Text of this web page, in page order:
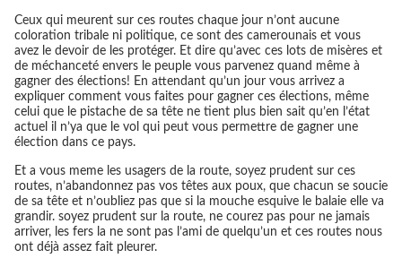
Ceux qui meurent sur ces routes chaque jour n’ont aucune
coloration tribale ni politique, ce sont des camerounais et vous
avez le devoir de les protéger. Et dire qu’avec ces lots de misères et
de méchanceté envers le peuple vous parvenez quand même à
gagner des élections! En attendant qu’un jour vous arrivez a
expliquer comment vous faites pour gagner ces élections, même
celui que le pistache de sa tête ne tient plus bien sait qu’en l’état
actuel il n’ya que le vol qui peut vous permettre de gagner une
élection dans ce pays.
Et a vous meme les usagers de la route, soyez prudent sur ces
routes, n’abandonnez pas vos têtes aux poux, que chacun se soucie
de sa tête et n’oubliez pas que si la mouche esquive le balaie elle va
grandir. soyez prudent sur la route, ne courez pas pour ne jamais
arriver, les fers la ne sont pas l’ami de quelqu’un et ces routes nous
ont déjà assez fait pleurer.